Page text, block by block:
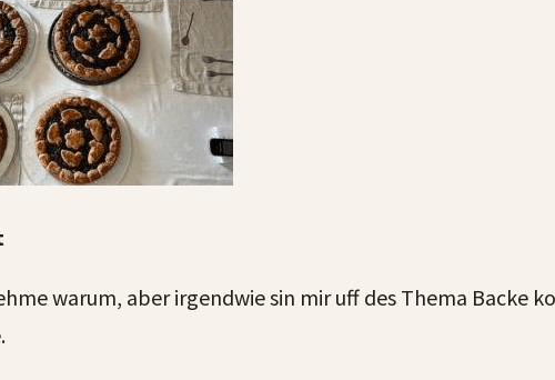
warum, aber irgendwie sin mir uff des Thema Backe